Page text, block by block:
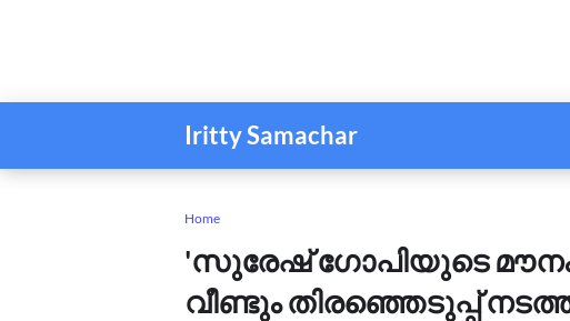
Iritty Samachar
Home
'സുരേഷ് ഗോപിയുടെ
വീണ്ടും തിരഞ്ഞെടുപ്പ്